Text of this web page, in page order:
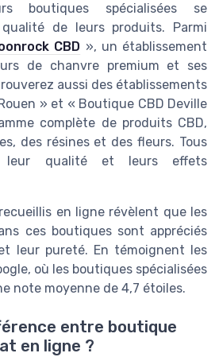
boutiques spécialisées se
de leurs produits. Parmi
CBD », un établissement
de chanvre premium et ses
aussi des établissements
» et « Boutique CBD Deville
complète de produits CBD,
des résines et des fleurs. Tous
leur qualité et leurs effets
en ligne révèlent que les
ces boutiques sont appréciés
leur pureté. En témoignent les
où les boutiques spécialisées
note moyenne de 4,7 étoiles.
entre boutique
en ligne ?